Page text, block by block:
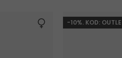
-10%. KOD: